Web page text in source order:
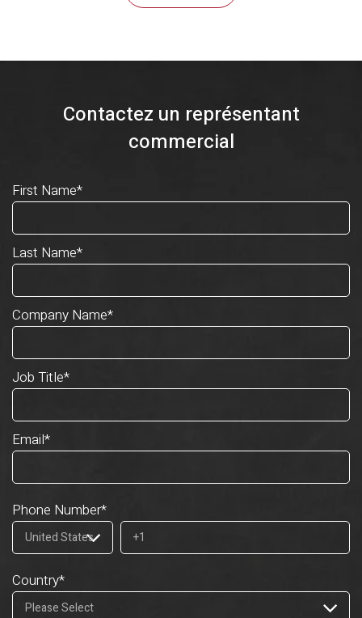
Contactez un représentant
commercial
First Name*
Last Name*
Company Name*
Job Title*
Email*
Phone Number*
Country*